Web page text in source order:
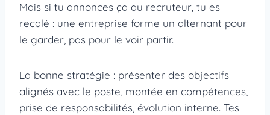
Mais si tu annonces ça au recruteur, tu es
recalé : une entreprise forme un alternant pour
le garder, pas pour le voir partir.
La bonne stratégie : présenter des objectifs
alignés avec le poste, montée en compétences,
prise de responsabilités, évolution interne. Tes